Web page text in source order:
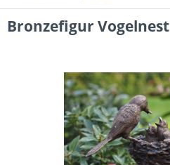
Bronzefigur Vogelnest